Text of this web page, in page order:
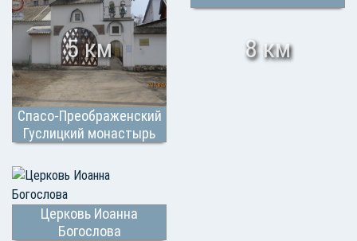
Спасо-Преображенский
Гуслицкий монастырь
5 км 8 км
Церковь Иоанна
Богослова